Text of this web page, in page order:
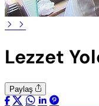
Lezzet
Paylaş